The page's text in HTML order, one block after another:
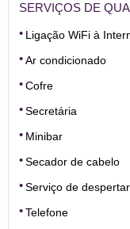
SERVIÇOS DE
Ligação WiFi à
Ar condicionado
Cofre
Secretária
Minibar
Secador de cabelo
Serviço de despertar
Telefone